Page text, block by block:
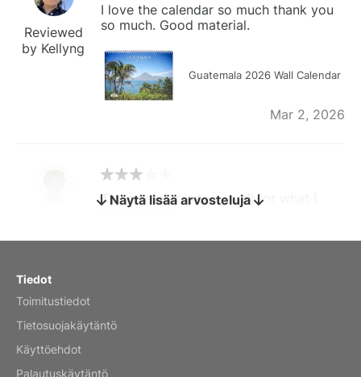
Reviewed
by Kellyng
I love the calendar so much thank you
so much. Good material.
Guatemala 2026 Wall Calendar
Mar 2, 2026
by charles
The calendar is too small for what I
bought it for
Näytä lisää arvosteluja
Tiedot
Toimitustiedot
Tietosuojakäytäntö
Käyttöehdot
Palautuskäytäntö